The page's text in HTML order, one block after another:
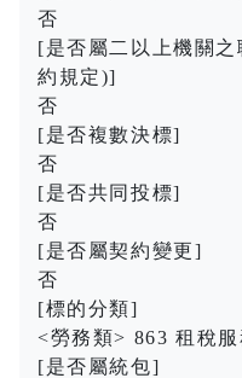
否
[是否屬二以上機關
約規定)]
否
[是否複數決標]
否
[是否共同投標]
否
[是否屬契約變更]
否
[標的分類]
<勞務類> 863 租稅服
[是否屬統包]